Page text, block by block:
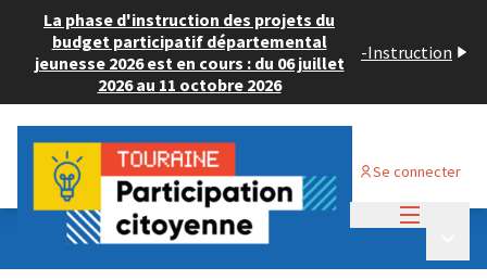
La phase d'instruction des projets du
budget participatif départemental
jeunesse 2026 est en cours : du 06 juillet
2026 au 11 octobre 2026
-Instruction
Se connecter
Budget Participatif JEUNESSE 2024
💡 Consulter les projets déposés